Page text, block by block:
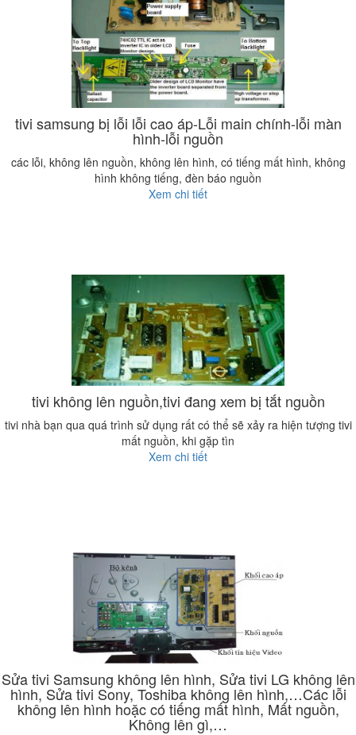
tivi samsung bị lỗi lỗi cao áp-Lỗi main chính-lỗi màn
hình-lỗi nguồn
các lỗi, không lên nguồn, không lên hình, có tiếng mất hình, không
hình không tiếng, đèn báo nguồn
Xem chi tiết
tivi không lên nguồn,tivi đang xem bị tắt nguồn
tivi nhà bạn qua quá trình sử dụng rất có thể sẽ xảy ra hiện tượng tivi
mất nguồn, khi gặp tìn
Xem chi tiết
Sửa tivi Samsung không lên hình, Sửa tivi LG không lên
hình, Sửa tivi Sony, Toshiba không lên hình,…Các lỗi
không lên hình hoặc có tiếng mất hình, Mất nguồn,
Không lên gì,…